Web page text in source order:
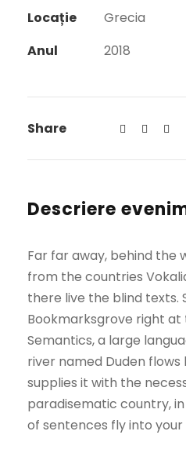
Locație
Grecia
Anul
2018
Share
Descriere
Far far away, behind the
from the countries
there live the blind texts.
Bookmarksgrove right
Semantics, a large
river named Duden
supplies it with the
paradisematic country,
of sentences fly into your